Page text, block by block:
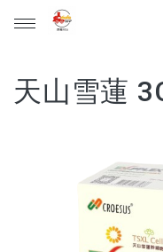
金門/杏海 一條根 產品
天山雪蓮清氣飲+金箔
天山雪蓮